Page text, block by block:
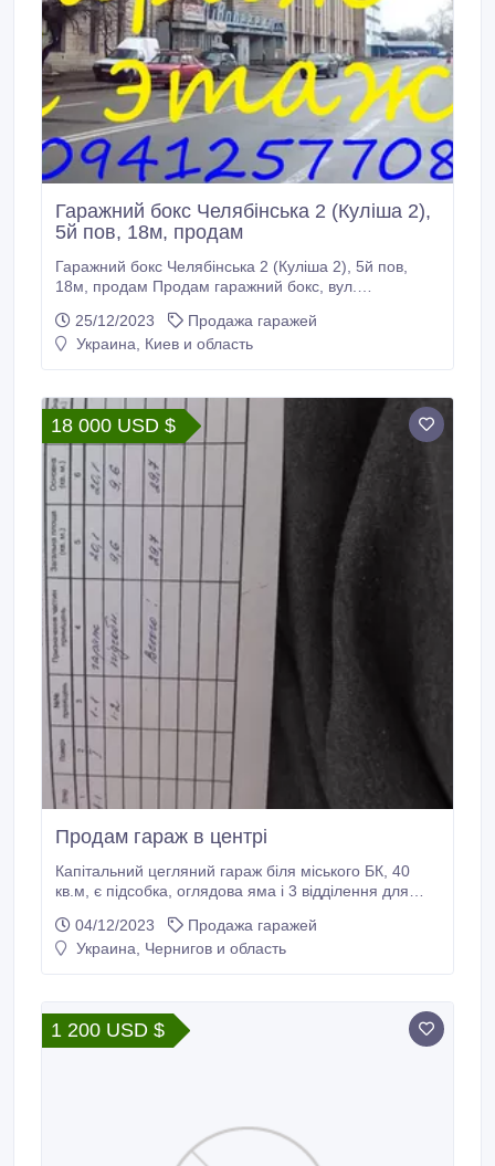
Гаражний бокс Челябінська 2 (Куліша 2),
5й пов, 18м, продам
Гаражний бокс Челябінська 2 (Куліша 2), 5й пов,
18м, продам Продам гаражний бокс, вул.
знаходиться на 5 поверсі 6ти поверхової будівлі
Зручний серпантин для заїзду автомобіля. Висота
безкоштовна (безліміт), розетка радянська,
25/12/2023
Продажа гаражей
Украина, Киев и область
18 000 USD $
Продам гараж в центрі
Капітальний цегляний гараж біля міського БК, 40
кв.м, є підсобка, оглядова яма і 3 відділення для
04/12/2023
Продажа гаражей
Украина, Чернигов и область
1 200 USD $